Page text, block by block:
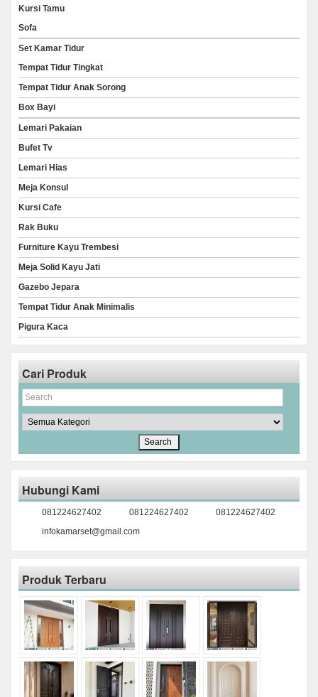
Kursi Tamu
Sofa
Set Kamar Tidur
Tempat Tidur Tingkat
Tempat Tidur Anak Sorong
Box Bayi
Lemari Pakaian
Bufet Tv
Lemari Hias
Meja Konsul
Kursi Cafe
Rak Buku
Furniture Kayu Trembesi
Meja Solid Kayu Jati
Gazebo Jepara
Tempat Tidur Anak Minimalis
Pigura Kaca
Cari Produk
Hubungi Kami
081224627402 081224627402
081224627402
infokamarset@gmail.com
Produk Terbaru